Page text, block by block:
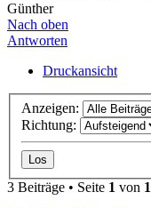
Günther
Nach oben
Antworten
Druckansicht
Anzeigen:
Richtung:
3 Beiträge • Seite 1 von 1